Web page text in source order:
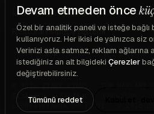
İzmir marka ve kimlik
Restoran sipariş sistemi
© 2026 STARK AJANS · TÜM HAKLARI
Gizlilik
· Şartlar
LABORATUVARDA ÜRETİLDİ ·
Devam etmeden önce
Özel bir analitik paneli ve isteğe bağlı
kullanıyoruz. Her ikisi de yalnızca siz
Verinizi asla satmaz, reklam ağlarına
istediğiniz an alt bilgideki Çerezler
değiştirebilirsiniz.
Tümünü reddet